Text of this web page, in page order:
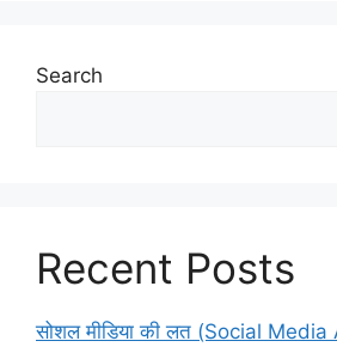
Search
Recent Posts
सोशल मीडिया की लत (Social